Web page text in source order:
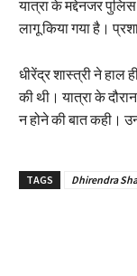
यात्रा के मद्देनजर
लागू किया गया है।
धीरेंद्र शास्त्री ने हाल
की थी। यात्रा के
न होने की बात कही।
TAGS Dhirendra